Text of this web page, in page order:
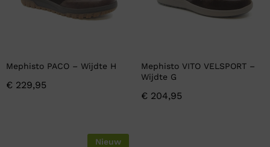
Mephisto PACO – Wijdte H
€ 229,95
Mephisto VITO VELSPORT –
Wijdte G
€ 204,95
Nieuw